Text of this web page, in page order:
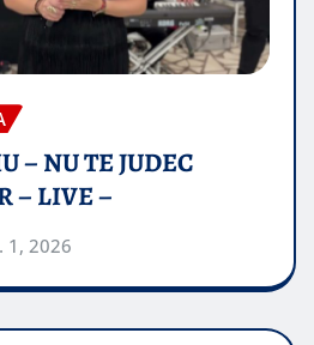
– NU TE JUDEC
– LIVE –
1, 2026